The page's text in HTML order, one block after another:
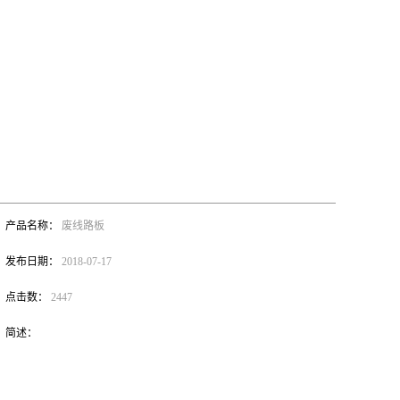
产品名称： 废线路板
发布日期： 2018-07-17
点击数： 2447
简述：